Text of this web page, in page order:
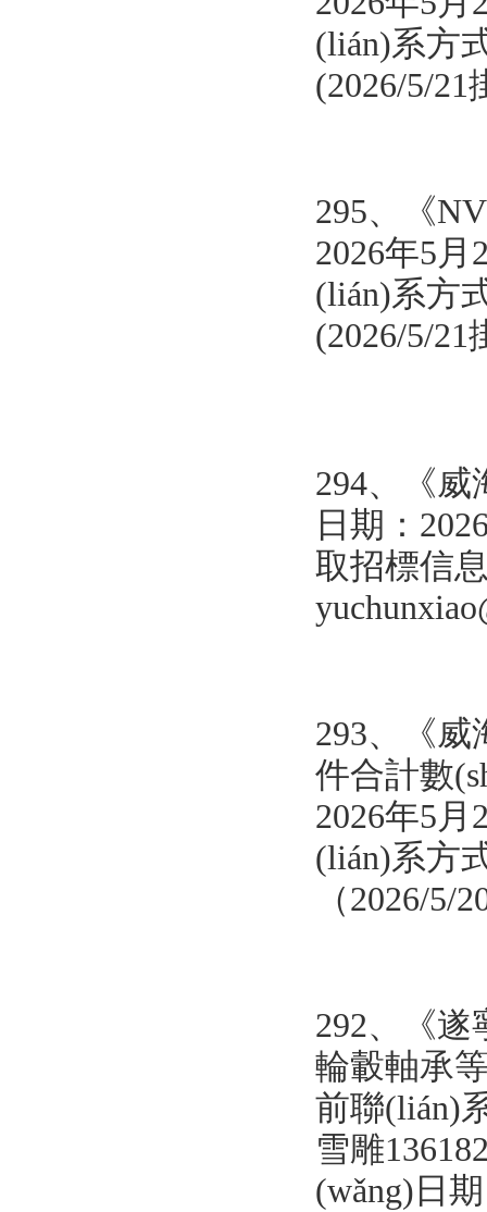
(lián)系方
(2026/5/21
295、《
2026年5
(lián)系方
(2026/5/21
294、
《
日期：
取招標信
293、
《
件合計數
2026年5
(lián)系方
（2026/5/
292、《遂
輪轂軸承
前聯(lián)
雪雕
(wǎng)日